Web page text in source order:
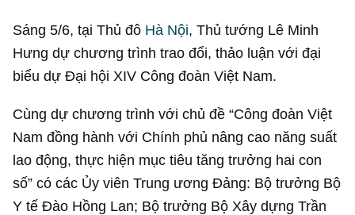
Sáng 5/6, tại Thủ đô Hà Nội, Thủ tướng Lê Minh
Hưng dự chương trình trao đổi, thảo luận với đại
biểu dự Đại hội XIV Công đoàn Việt Nam.
Cùng dự chương trình với chủ đề “Công đoàn Việt
Nam đồng hành với Chính phủ nâng cao năng suất
lao động, thực hiện mục tiêu tăng trưởng hai con
số” có các Ủy viên Trung ương Đảng: Bộ trưởng Bộ
Y tế Đào Hồng Lan; Bộ trưởng Bộ Xây dựng Trần